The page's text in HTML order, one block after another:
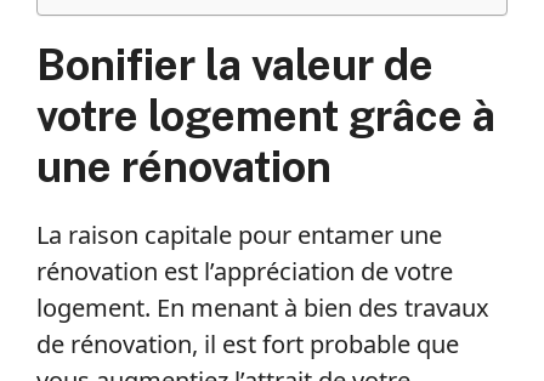
Bonifier la valeur de
votre logement grâce à
une rénovation
La raison capitale pour entamer une
rénovation est l’appréciation de votre
logement. En menant à bien des travaux
de rénovation, il est fort probable que